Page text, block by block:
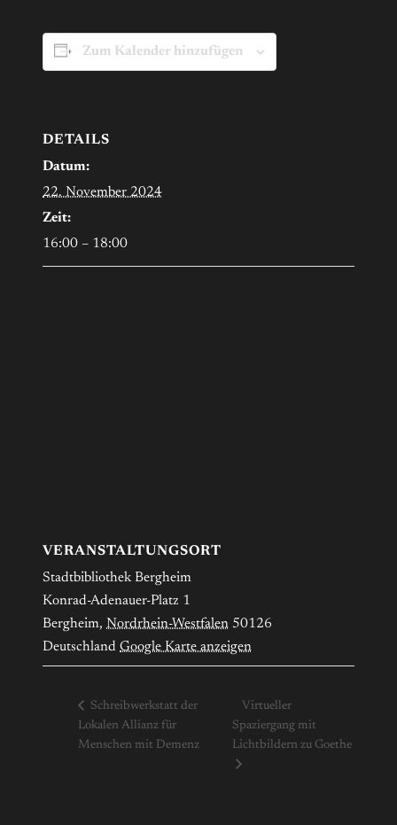
Zum Kalender hinzufügen
DETAILS
Datum:
22. November 2024
Zeit:
16:00 – 18:00
VERANSTALTUNGSORT
Stadtbibliothek Bergheim
Konrad-Adenauer-Platz 1
Bergheim, Nordrhein-Westfalen 50126
Deutschland Google Karte anzeigen
Schreibwerkstatt der
Lokalen Allianz für
Menschen mit Demenz
Virtueller
Spaziergang mit
Lichtbildern zu Goethe